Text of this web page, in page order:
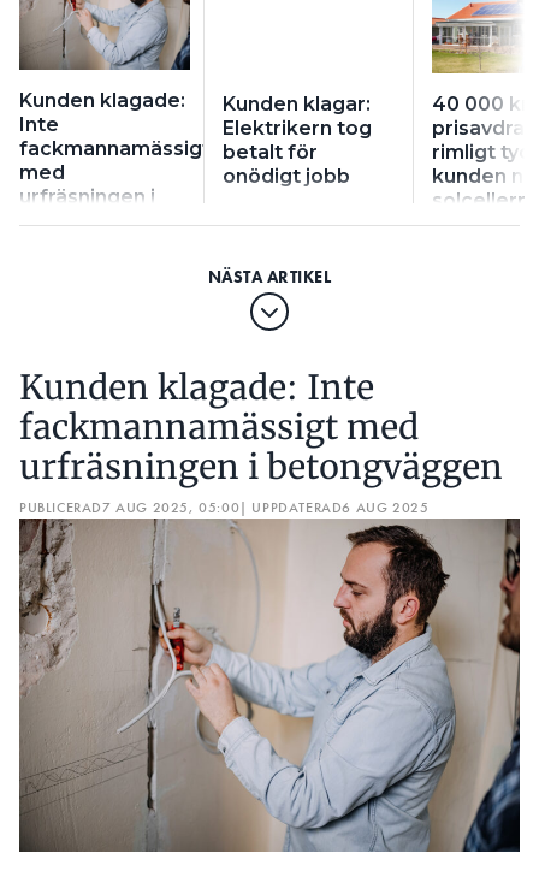
Kunden klagade:
Inte
fackmannamässigt
med
urfräsningen i
betongväggen
Kunden klagar:
Elektrikern tog
betalt för
onödigt jobb
40 000
prisavdrag
rimligt
kunden
mindre el
Kunden klagade: Inte
fackmannamässigt med
urfräsningen i betongväggen
PUBLICERAD7 AUG 2025, 05:00| UPPDATERAD6 AUG 2025